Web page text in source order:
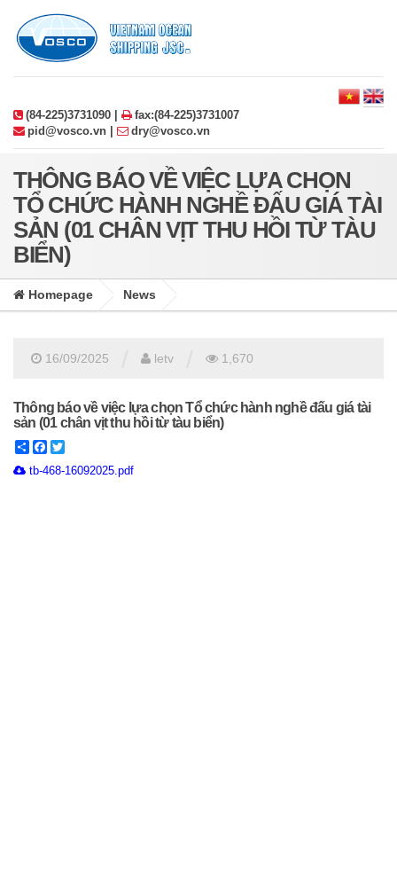
(84-225)3731090 |
fax:(84-225)3731007
pid@vosco.vn |
dry@vosco.vn
THÔNG BÁO VỀ VIỆC LỰA CHỌN
TỔ CHỨC HÀNH NGHỀ ĐẤU GIÁ TÀI
SẢN (01 CHÂN VỊT THU HỒI TỪ TÀU
BIỂN)
Homepage News
16/09/2025 letv 1,670
Thông báo về việc lựa chọn Tổ chức hành nghề đấu giá tài
sản (01 chân vịt thu hồi từ tàu biển)
ShareFacebook
tb-468-16092025.pdf